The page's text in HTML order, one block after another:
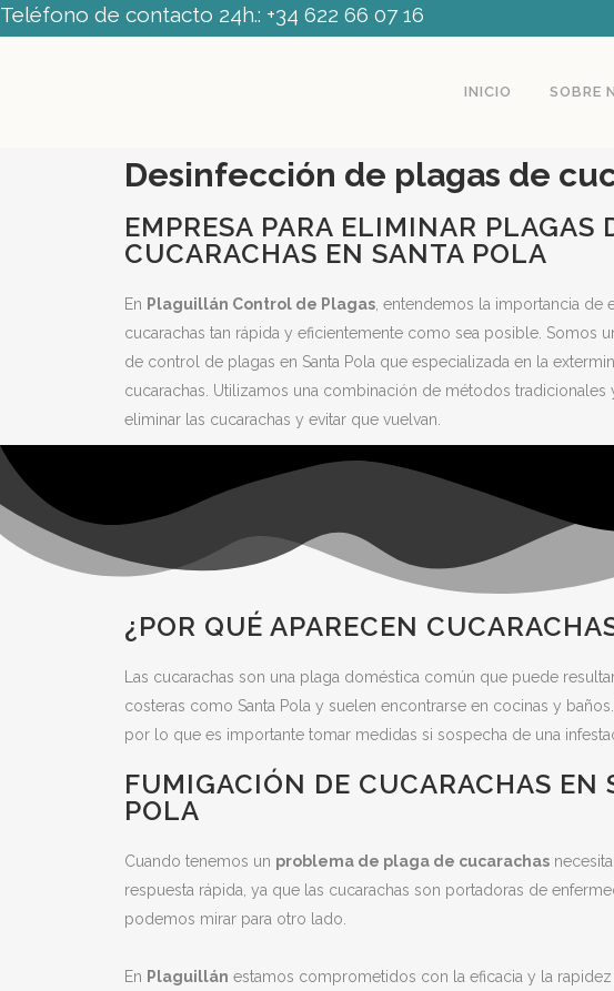
Teléfono de contacto 24h.: +34 622 66 07 16
INICIO SOBRE
Desinfección de plagas de
EMPRESA PARA ELIMINAR PLAGAS
CUCARACHAS EN SANTA POLA
En Plaguillán Control de Plagas , entendemos la importancia de
cucarachas tan rápida y eficientemente como sea posible. Somos
de control de plagas en Santa Pola que especializada en la
cucarachas. Utilizamos una combinación de métodos tradicionales
eliminar las cucarachas y evitar que vuelvan.
¿POR QUÉ APARECEN
Las cucarachas son una plaga doméstica común que puede
costeras como Santa Pola y suelen encontrarse en cocinas y
por lo que es importante tomar medidas si sospecha de una
FUMIGACIÓN DE CUCARACHAS EN
POLA
Cuando tenemos un problema de plaga de cucarachas
respuesta rápida, ya que las cucarachas son portadoras de
podemos mirar para otro lado.
En Plaguillán estamos comprometidos con la eficacia y la